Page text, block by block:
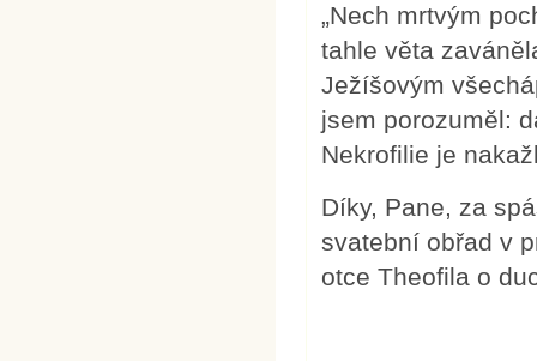
„Nech mrtvým
tahle věta
Ježíšovým
jsem porozuměl:
Nekrofilie je
Díky, Pane, za
svatební obřad v
otce Theofila o